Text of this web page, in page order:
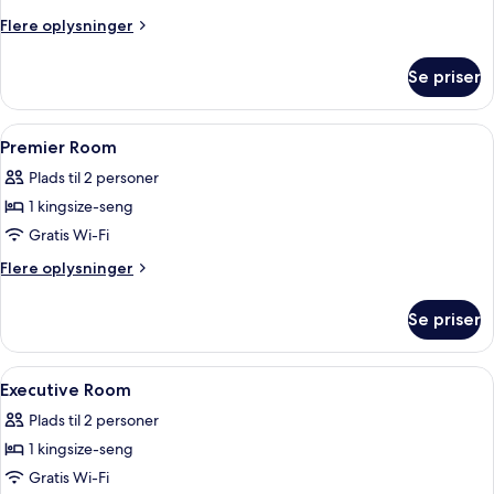
Room
Flere oplysninger
Flere
Room
Se priser
Indlæs
alle
billeder
af
Premier
Room
Pengeskab på værelset, skrivebord,
5
Premier Room
Plads til 2 personer
1 kingsize-seng
Gratis Wi-Fi
Flere oplysninger
Flere
Room
Se priser
Indlæs
alle
billeder
af
Executive
Pengeskab på værelset, skrivebord,
6
Executive Room
Plads til 2 personer
1 kingsize-seng
Gratis Wi-Fi